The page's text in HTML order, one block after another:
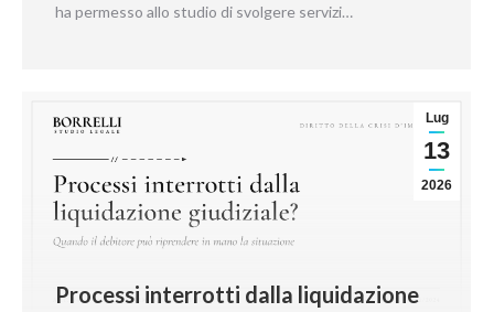
ha permesso allo studio di svolgere servizi…
Lug
13
2026
Processi interrotti dalla liquidazione